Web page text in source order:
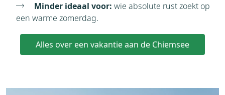
Minder ideaal voor: wie absolute rust zoekt op
een warme zomerdag.
Alles over een vakantie aan de Chiemsee